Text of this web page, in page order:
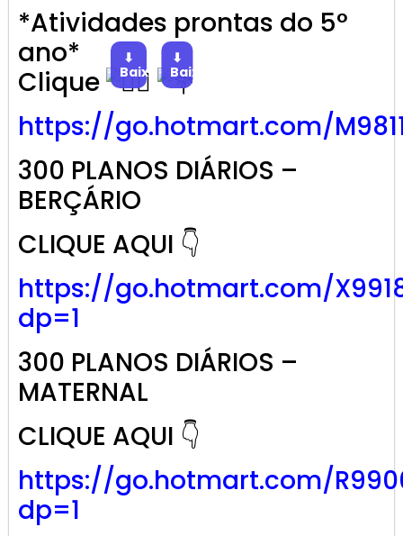
*Atividades prontas do 5°
ano*
Clique
⬇
Baixar
⬇
Baixar
https://go.hotmart.com/
300 PLANOS DIÁRIOS –
BERÇÁRIO
CLIQUE AQUI 👇
https://go.hotmart.com/
dp=1
300 PLANOS DIÁRIOS –
MATERNAL
CLIQUE AQUI 👇
https://go.hotmart.com/
dp=1